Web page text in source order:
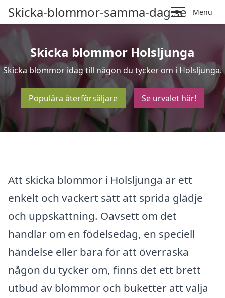
Skicka-blommor-samma-dag.se Menu
Skicka blommor Holsljunga
Skicka blommor idag till någon du tycker om i Holsljunga.
Populära återförsäljare Se urvalet här!
Att skicka blommor i Holsljunga är ett
enkelt och vackert sätt att sprida glädje
och uppskattning. Oavsett om det
handlar om en födelsedag, en speciell
händelse eller bara för att överraska
någon du tycker om, finns det ett brett
utbud av blommor och buketter att välja